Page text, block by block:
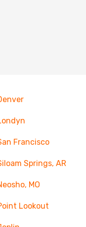
Francisco
Springs, AR
MO
Lookout